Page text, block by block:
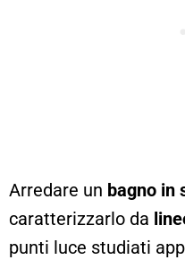
Arredare un bagno in
caratterizzarlo da
punti luce studiati